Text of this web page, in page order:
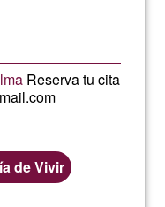
Reserva tu cita
de Vivir